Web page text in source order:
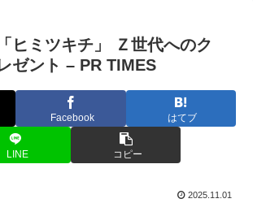
ヒミツキチ」 Ｚ世代へのク
ゼント – PR TIMES
Facebook はてブ
LINE コピー
2025.11.01